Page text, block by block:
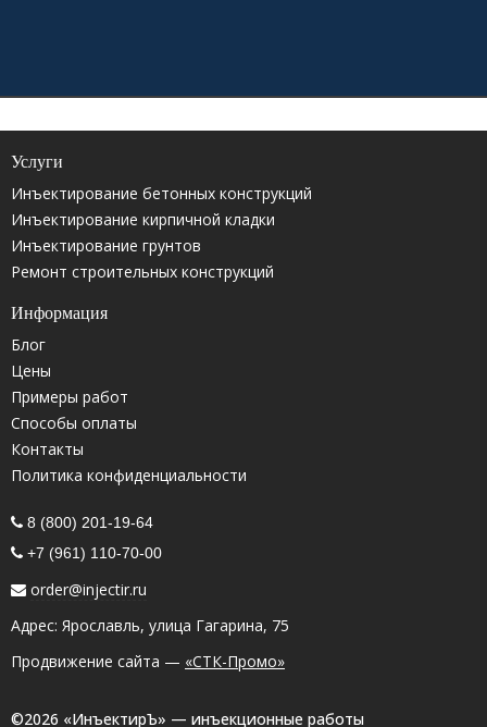
Услуги
Инъектирование бетонных конструкций
Инъектирование кирпичной кладки
Инъектирование грунтов
Ремонт строительных конструкций
Информация
Блог
Цены
Примеры работ
Способы оплаты
Контакты
Политика конфиденциальности
8 (800) 201-19-64
+7 (961) 110-70-00
order@injectir.ru
Адрес: Ярославль, улица Гагарина, 75
Продвижение сайта — «СТК-Промо»
©2026 «ИнъектирЪ» — инъекционные работы